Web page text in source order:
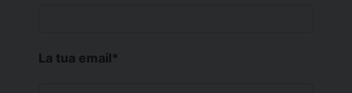
La tua email*